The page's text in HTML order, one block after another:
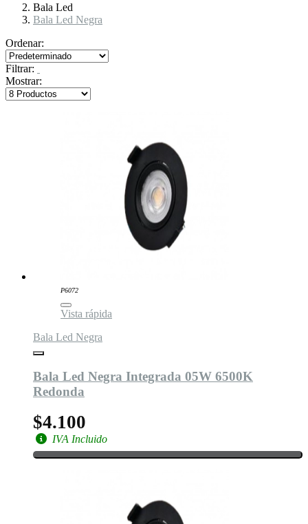
Bala Led
Bala Led Negra
Ordenar:
Filtrar:
Mostrar:
P6072
Vista rápida
Bala Led Negra
Bala Led Negra Integrada 05W 6500K
Redonda
$4.100
IVA Incluido